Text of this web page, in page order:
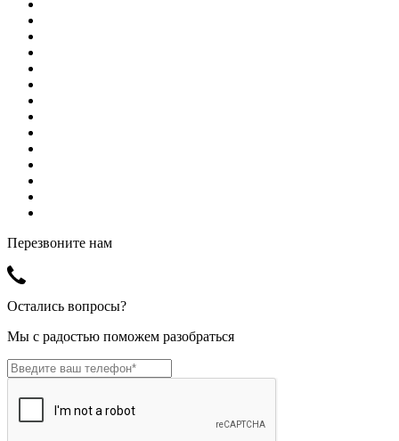
Перезвоните нам
Остались вопросы?
Мы с радостью поможем разобраться